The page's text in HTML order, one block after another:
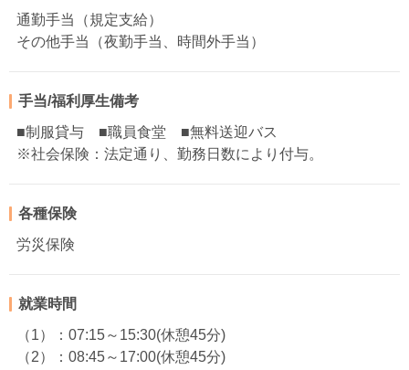
通勤手当（規定支給）
その他手当（夜勤手当、時間外手当）
手当/福利厚生備考
■制服貸与 ■職員食堂 ■無料送迎バス
※社会保険：法定通り、勤務日数により付与。
各種保険
労災保険
就業時間
（1）：07:15～15:30(休憩45分)
（2）：08:45～17:00(休憩45分)